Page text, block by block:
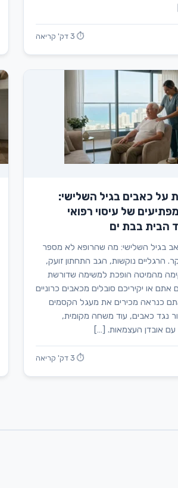
⏱ 3 דק' קריאה
על כאבים בגיל השלישי:
של עיסוי רפואי
הבית בבת ים
בגיל השלישי: מה שהרופא לא מספר
הרגליים נוקשות, הגב התחתון זועק,
מהמיטה הופכת למשימה שדורשת
אתם או יקיריכם סובלים מכאבים כרוניים
כנראה מכירים את מעגל הקסמים
נגד כאבים, עוד משחה מקומית,
אובדן העצמאות. […]
⏱ 3 דק' קריאה